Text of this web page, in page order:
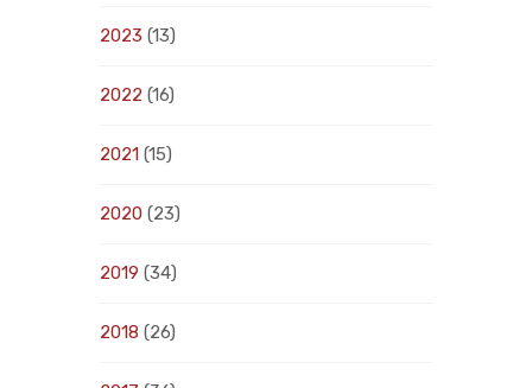
2023 (13)
2022 (16)
2021 (15)
2020 (23)
2019 (34)
2018 (26)